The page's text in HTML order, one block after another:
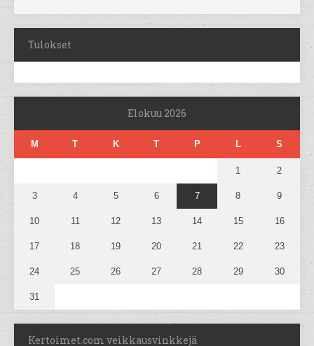
Tulokset
Elokuu 2026
M T K T P L S
1 2
3 4 5 6 7 8 9
10 11 12 13 14 15 16
17 18 19 20 21 22 23
24 25 26 27 28 29 30
31
Kertoimet.com veikkausvinkkejä